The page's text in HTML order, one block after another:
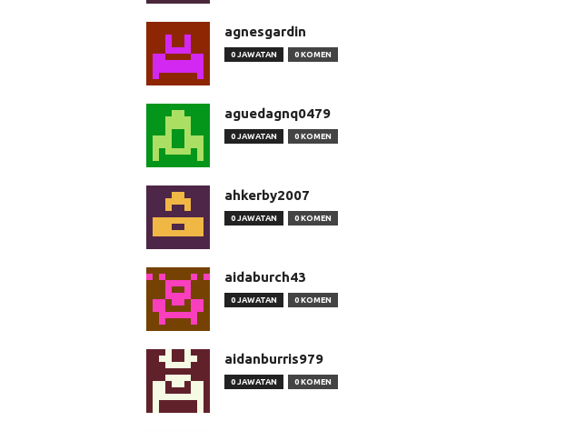
agnesgardin
0 JAWATAN 0 KOMEN
aguedagnq0479
0 JAWATAN 0 KOMEN
ahkerby2007
0 JAWATAN 0 KOMEN
aidaburch43
0 JAWATAN 0 KOMEN
aidanburris979
0 JAWATAN 0 KOMEN